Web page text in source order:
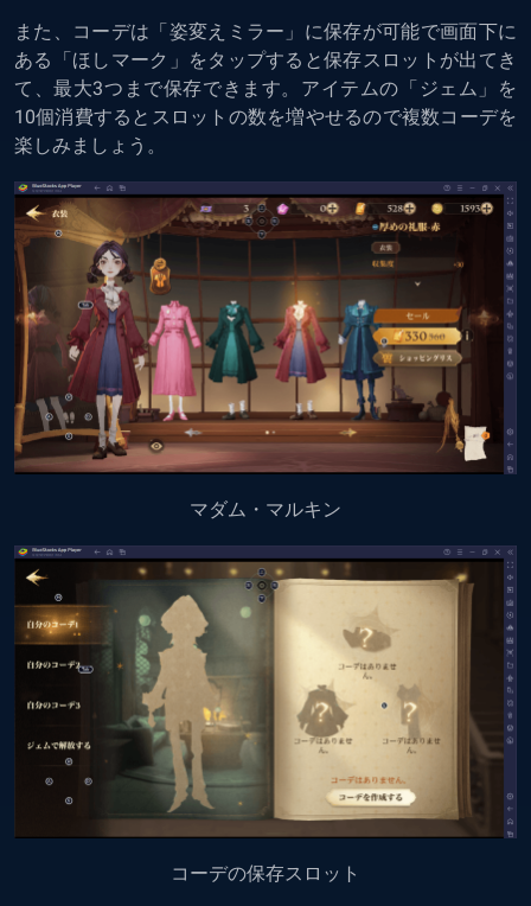
また、コーデは「姿変えミラー」に保存が可能で画面下に
ある「ほしマーク」をタップすると保存スロットが出てき
て、最大3つまで保存できます。アイテムの「ジェム」を
10個消費するとスロットの数を増やせるので複数コーデを
楽しみましょう。
マダム・マルキン
コーデの保存スロット